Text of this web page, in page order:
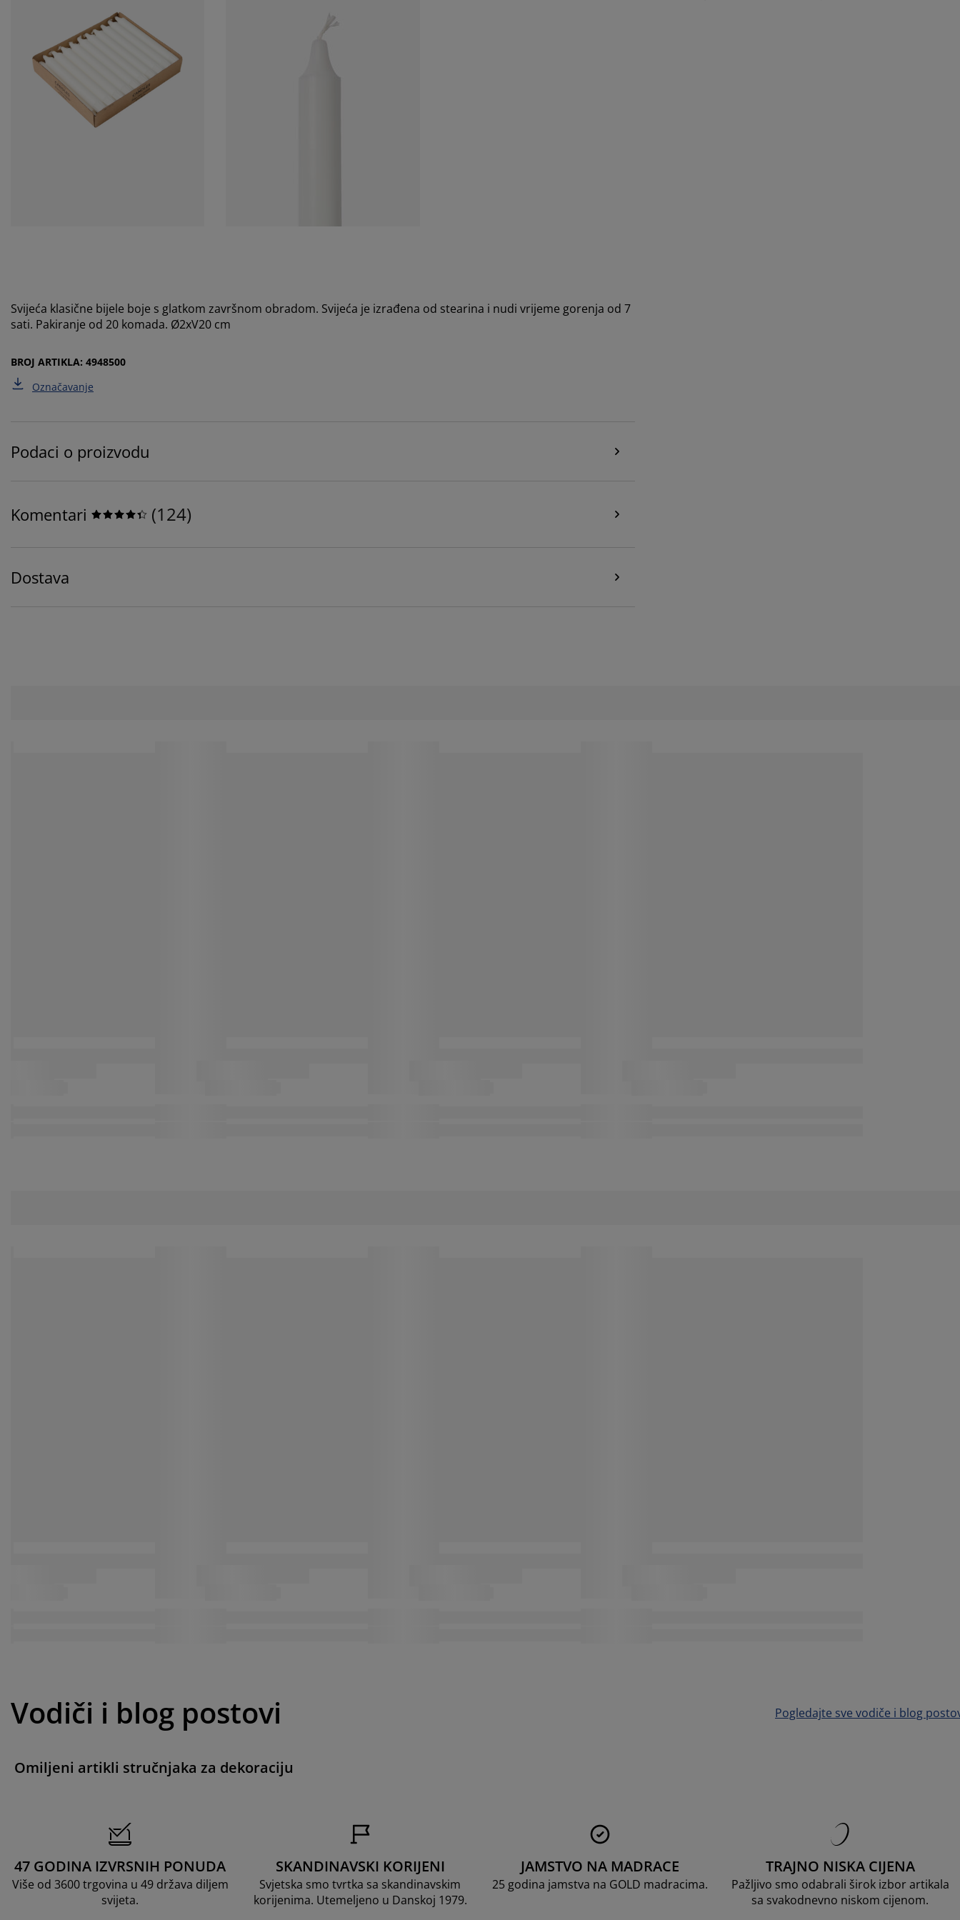
Svijeća klasične bijele boje s glatkom završnom obradom. Svijeća je izrađena od stearina i nudi vrijeme gorenja od 7
sati. Pakiranje od 20 komada. Ø2xV20 cm
BROJ ARTIKLA: 4948500
Označavanje
Podaci o proizvodu
Komentari (124)
Dostava
Vodiči i blog postovi Pogledajte sve vodiče i blog
Omiljeni artikli stručnjaka za dekoraciju
47 GODINA IZVRSNIH PONUDA
Više od 3600 trgovina u 49 država diljem
svijeta.
SKANDINAVSKI KORIJENI
Svjetska smo tvrtka sa skandinavskim
korijenima. Utemeljeno u Danskoj 1979.
JAMSTVO NA MADRACE
25 godina jamstva na GOLD madracima.
TRAJNO NISKA CIJENA
Pažljivo smo odabrali širok izbor artikala
sa svakodnevno niskom cijenom.